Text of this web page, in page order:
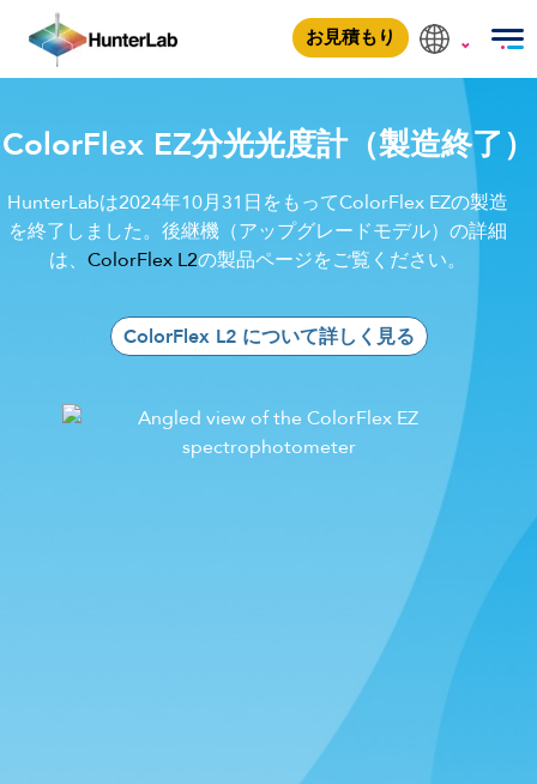
お見積もり
ColorFlex EZ
ColorFlex EZ分光光度計（製造終了）
HunterLabは2024年10月31日をもってColorFlex EZの製造
を終了しました。後継機（アップグレードモデル）の詳細
は、 ColorFlex L2の製品ページをご覧ください。
ColorFlex L2 について詳しく見る